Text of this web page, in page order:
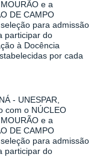
e a
DE CAMPO
para admissão
participar do
à Docência
por cada
- UNESPAR,
com o NÚCLEO
e a
DE CAMPO
para admissão
participar do